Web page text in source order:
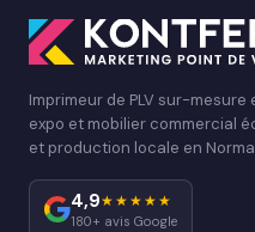
Imprimeur de PLV sur-
expo et mobilier commercial
et production locale en
4,9★★★★★
180+ avis Google